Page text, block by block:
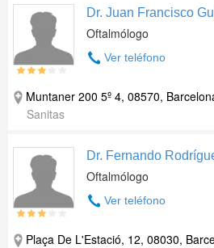
Dr. Juan Francisco
Oftalmólogo
Ver teléfono
Muntaner 200 5º 4, 08570,
Sanitas
Dr. Fernando
Oftalmólogo
Ver teléfono
Plaça De L'Estació, 12, 08030,